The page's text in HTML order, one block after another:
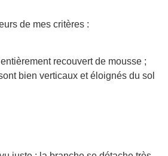
de mes critères :
recouvert de mousse ;
bien verticaux et éloignés du sol